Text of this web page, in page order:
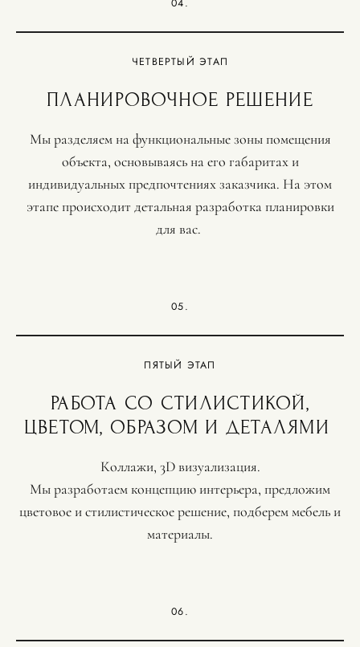
04.
ЧЕТВЕРТЫЙ ЭТАП
ПЛАНИРОВОЧНОЕ РЕШЕНИЕ
Мы разделяем на функциональные зоны помещения
объекта, основываясь на его габаритах и
индивидуальных предпочтениях заказчика. На этом
этапе происходит детальная разработка планировки
для вас.
05.
ПЯТЫЙ ЭТАП
РАБОТА СО СТИЛИСТИКОЙ,
ЦВЕТОМ, ОБРАЗОМ И ДЕТАЛЯМИ
Коллажи, 3D визуализация.
Мы разработаем концепцию интерьера, предложим
цветовое и стилистическое решение, подберем мебель и
материалы.
06.